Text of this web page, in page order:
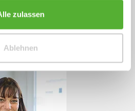
zulassen
Ablehnen
04
Mo - Do, 09:00 - 16:00 Uhr
und Fr, 09:00 - 13:00 Uhr